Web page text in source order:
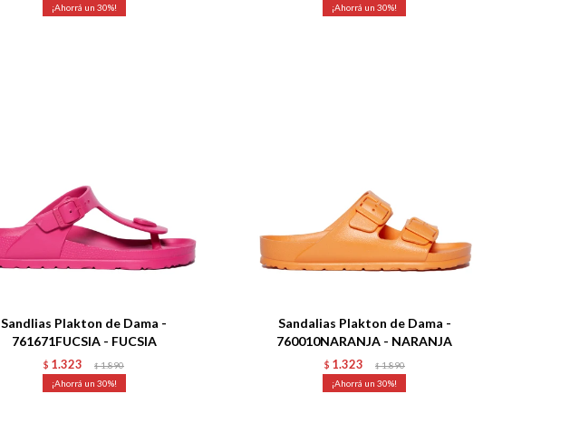
30
30
Sandlias Plakton de Dama -
761671FUCSIA - FUCSIA
$ 1.323 $ 1.890
30
Sandalias Plakton de Dama -
760010NARANJA - NARANJA
$ 1.323 $ 1.890
30